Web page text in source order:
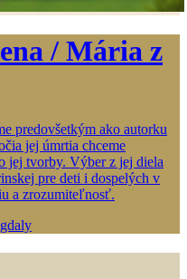
/ Mária z
predovšetkým ako autorku
jej úmrtia chceme
jej tvorby. Výber z jej diela
pre deti i dospelých v
a zrozumiteľnosť.